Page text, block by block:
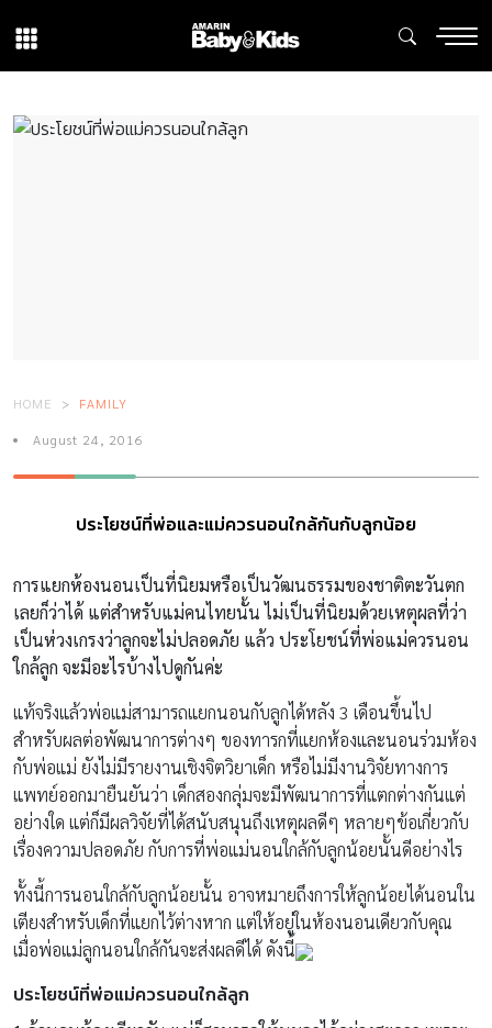
HOME FAMILY
August 24, 2016
ประโยชน์ที่พ่อและแม่ควรนอนใกล้กันกับลูกน้อย
การแยกห้องนอนเป็นที่นิยมหรือเป็นวัฒนธรรมของชาติตะวันตก
เลยก็ว่าได้ แต่สำหรับแม่คนไทยนั้น ไม่เป็นที่นิยมด้วยเหตุผลที่ว่า
เป็นห่วงเกรงว่าลูกจะไม่ปลอดภัย แล้ว ประโยชน์ที่พ่อแม่ควรนอน
ใกล้ลูก จะมีอะไรบ้างไปดูกันค่ะ
แท้จริงแล้วพ่อแม่สามารถแยกนอนกับลูกได้หลัง 3 เดือนขึ้นไป
สำหรับผลต่อพัฒนาการต่างๆ ของทารกที่แยกห้องและนอนร่วมห้อง
กับพ่อแม่ ยังไม่มีรายงานเชิงจิตวิยาเด็ก หรือไม่มีงานวิจัยทางการ
แพทย์ออกมายืนยันว่า เด็กสองกลุ่มจะมีพัฒนาการที่แตกต่างกันแต่
อย่างใด แต่ก็มีผลวิจัยที่ได้สนับสนุนถึงเหตุผลดีๆ หลายๆข้อเกี่ยวกับ
เรื่องความปลอดภัย กับการที่พ่อแม่นอนใกล้กับลูกน้อยนั้นดีอย่างไร
ทั้งนี้การนอนใกล้กับลูกน้อยนั้น อาจหมายถึงการให้ลูกน้อยได้นอนใน
เตียงสำหรับเด็กที่แยกไว้ต่างหาก แต่ให้อยู่ในห้องนอนเดียวกับคุณ
เมื่อพ่อแม่ลูกนอนใกล้กันจะส่งผลดีได้ ดังนี้
ประโยชน์ที่พ่อแม่ควรนอนใกล้ลูก